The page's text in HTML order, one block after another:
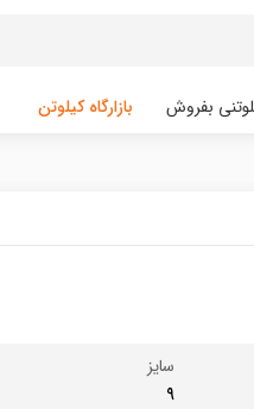
بفروش بازارگاه کیلوتن
سایز
9